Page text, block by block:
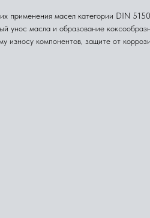
применения масел категории DIN
унос масла и образование
износу компонентов, защите от